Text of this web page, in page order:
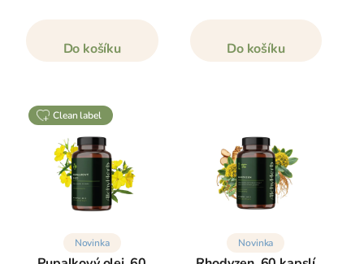
Do košíku Do košíku
clean label
Novinka Novinka